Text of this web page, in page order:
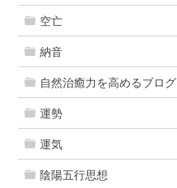
空亡
納音
自然治癒力を高めるブログ
運勢
運気
陰陽五行思想